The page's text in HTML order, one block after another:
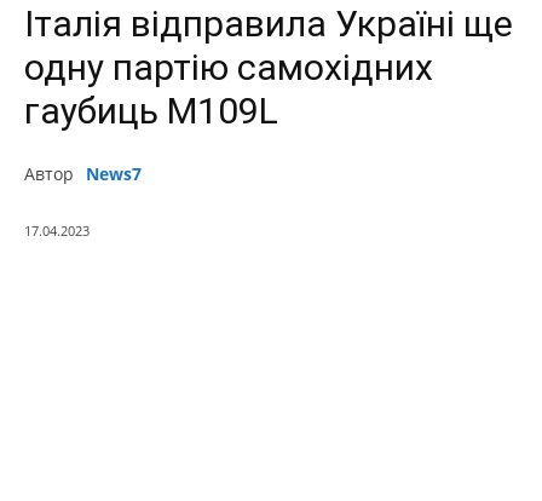
Італія відправила Україні ще
одну партію самохідних
гаубиць M109L
Автор News7
17.04.2023